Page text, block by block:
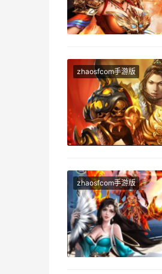
zhaosfcom手游版
zhaosfcom手游版